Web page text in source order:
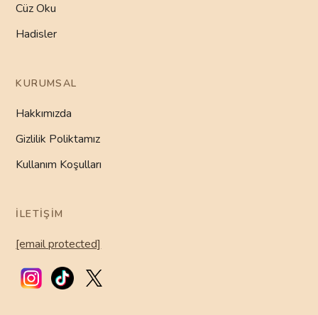
Cüz Oku
Hadisler
KURUMSAL
Hakkımızda
Gizlilik Poliktamız
Kullanım Koşulları
İLETIŞIM
[email protected]